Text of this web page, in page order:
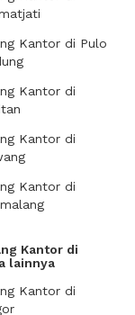
Kantor di Pulo
Kantor di
Kantor di
Kantor di
Kantor di
lainnya
Kantor di